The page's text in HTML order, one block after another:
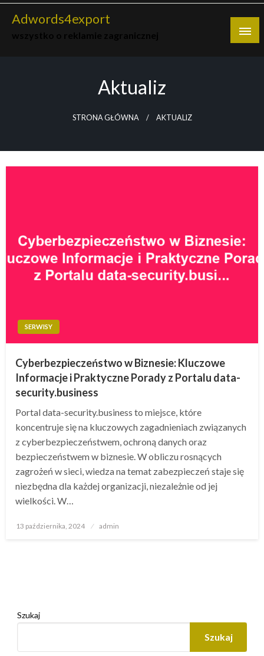
Skip
Adwords4export
Aktualiz
STRONA GŁÓWNA AKTUALIZ
SERWISY
Cyberbezpieczeństwo w Biznesie: Kluczowe
Informacje i Praktyczne Porady z Portalu data-
security.business
Portal data-security.business to miejsce, które
koncentruje się na kluczowych zagadnieniach związanych
z cyberbezpieczeństwem, ochroną danych oraz
bezpieczeństwem w biznesie. W obliczu rosnących
zagrożeń w sieci, wiedza na temat zabezpieczeń staje się
niezbędna dla każdej organizacji, niezależnie od jej
wielkości. W…
Opublikowane
13 października, 2024 admin
Szukaj
Szukaj